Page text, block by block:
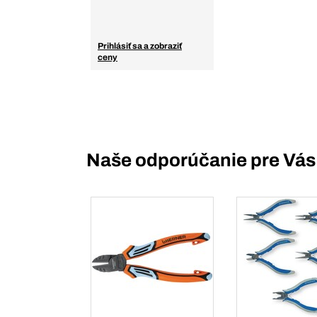
Prihlásiť sa a zobraziť
ceny
Naše odporúčanie pre